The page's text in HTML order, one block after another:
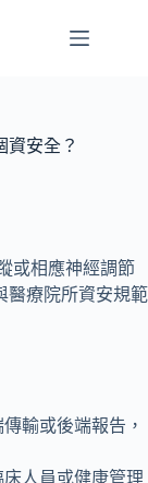
資安全？
或相應神經調節
醫療院所資安規範
輸或後端報告，
人員或健康管理